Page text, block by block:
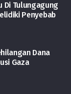
Di Tulungagung
Penyebab
Dana
Gaza